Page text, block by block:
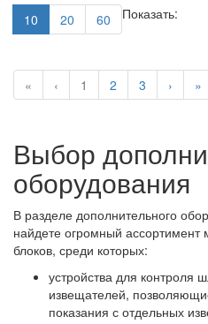
Показать:
10 20 60
« ‹ 1 2 3 › »
Выбор
оборудования
В разделе дополнительного
найдете огромный
блоков, среди которых:
устройства для контроля
извещателей,
показания с отдельных